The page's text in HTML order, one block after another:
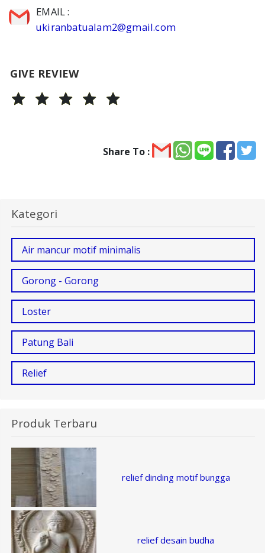
EMAIL :
ukiranbatualam2@gmail.com
GIVE REVIEW
Share To :
Kategori
Air mancur motif minimalis
Gorong - Gorong
Loster
Patung Bali
Relief
Produk Terbaru
relief dinding motif bungga
relief desain budha